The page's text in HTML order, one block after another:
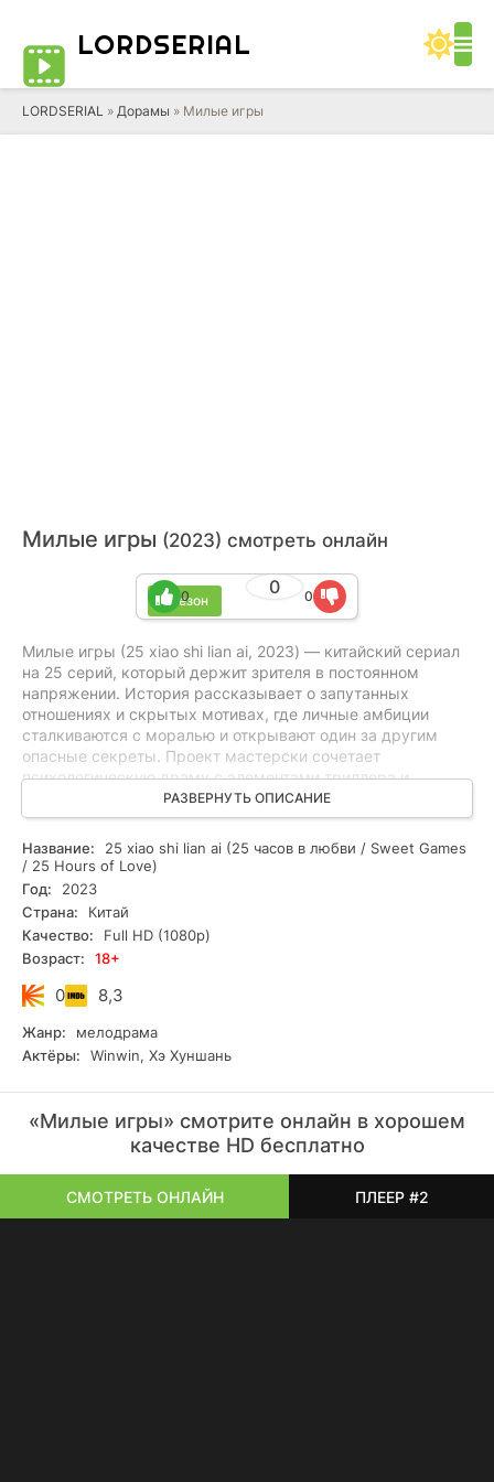
LORDSERIAL
LORDSERIAL » Дорамы » Милые игры
Милые игры (2023) смотреть онлайн
1 сезон
0
0 0
Милые игры (25 xiao shi lian ai, 2023) — китайский сериал
на 25 серий, который держит зрителя в постоянном
напряжении. История рассказывает о запутанных
отношениях и скрытых мотивах, где личные амбиции
сталкиваются с моралью и открывают один за другим
опасные секреты. Проект мастерски сочетает
психологическую драму с элементами триллера и
детективной интриги, делая упор на конфликте и
нарастающей подозрительности между персонажами.
Без спойлеров: интрига здесь важнее ответов, а каждый
эпизод поднимает ставки. Подойдёт любителям глубокой
драмы, напряжённых триллеров и расследований с
моральными дилеммами. Смотрите онлайн все серии
бесплатно в хорошем качестве и HD.
РАЗВЕРНУТЬ ОПИСАНИЕ
Название:
25 xiao shi lian ai (25 часов в любви / Sweet Games
/ 25 Hours of Love)
Год:
2023
Страна:
Китай
Качество:
Full HD (1080p)
Возраст:
18+
0 8,3
Жанр:
мелодрама
Актёры:
Winwin, Хэ Хуншань
«Милые игры» смотрите онлайн в хорошем
качестве HD бесплатно
СМОТРЕТЬ ОНЛАЙН ПЛЕЕР #2